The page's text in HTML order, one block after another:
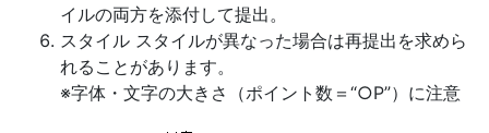
イルの両方を添付して提出。
スタイル スタイルが異なった場合は再提出を求めら
れることがあります。
※字体・文字の大きさ（ポイント数＝“○P”）に注意